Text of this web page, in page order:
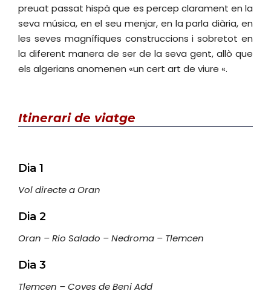
preuat passat hispà que es percep clarament en la
seva música, en el seu menjar, en la parla diària, en
les seves magnífiques construccions i sobretot en
la diferent manera de ser de la seva gent, allò que
els algerians anomenen «un cert art de viure «.
Itinerari de viatge
Dia 1
Vol directe a Oran
Dia 2
Oran – Rio Salado – Nedroma – Tlemcen
Dia 3
Tlemcen – Coves de Beni Add